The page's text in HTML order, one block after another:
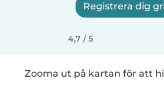
Registrera dig
4,7 / 5
Zooma ut på kartan för att